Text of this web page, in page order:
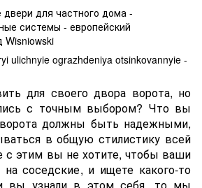
для своего двора ворота, но
с точным выбором? Что вы
должны быть надежными,
в общую стилистику всей
с этим вы не хотите, чтобы ваши
на соседские, и ищете какого-то
вы узнали в этом себя, то мы